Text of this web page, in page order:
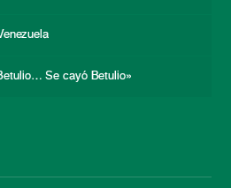
Se cayó Betulio»